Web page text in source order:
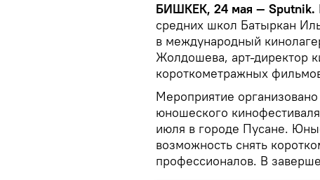
БИШКЕК, 24 мая — Sputnik.
средних школ Батыркан
в международный
Жолдошева, арт-директор
короткометражных
Мероприятие
юношеского кинофестиваля
июля в городе Пусане.
возможность снять
профессионалов. В